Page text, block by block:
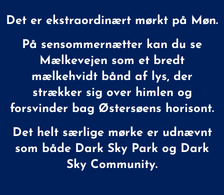
Det er ekstraordinært mørkt på Møn.
På sensommernætter kan du se
Mælkevejen som et bredt
mælkehvidt bånd af lys, der
strækker sig over himlen og
forsvinder bag Østersøens horisont.
Det helt særlige mørke er udnævnt
som både Dark Sky Park og Dark
Sky Community.